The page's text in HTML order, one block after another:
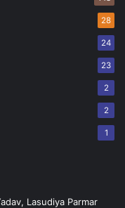
28
24
23
2
2
1
Lasudiya Parmar